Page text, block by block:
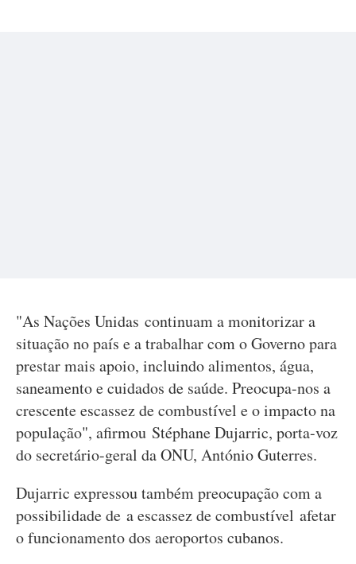
"As Nações Unidas continuam a monitorizar a
situação no país e a trabalhar com o Governo para
prestar mais apoio, incluindo alimentos, água,
saneamento e cuidados de saúde. Preocupa-nos a
crescente escassez de combustível e o impacto na
população", afirmou Stéphane Dujarric, porta-voz
do secretário-geral da ONU, António Guterres.
Dujarric expressou também preocupação com a
possibilidade de a escassez de combustível afetar
o funcionamento dos aeroportos cubanos.